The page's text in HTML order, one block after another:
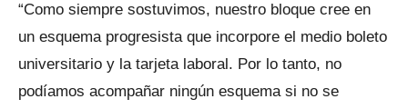
“Como siempre sostuvimos, nuestro bloque cree en
un esquema progresista que incorpore el medio boleto
universitario y la tarjeta laboral. Por lo tanto, no
podíamos acompañar ningún esquema si no se